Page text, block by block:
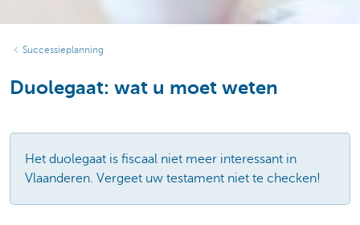
Successieplanning
Duolegaat: wat u moet weten
Het duolegaat is fiscaal niet meer interessant in
Vlaanderen. Vergeet uw testament niet te checken!